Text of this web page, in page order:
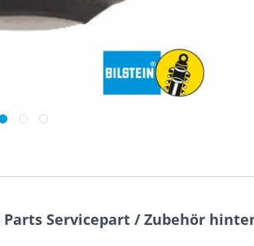
Servicepart / Zubehör